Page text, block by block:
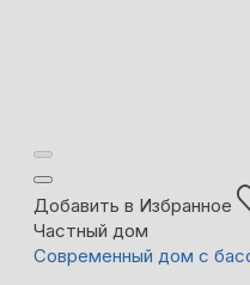
Добавить в Избранное
Частный дом
Современный дом с